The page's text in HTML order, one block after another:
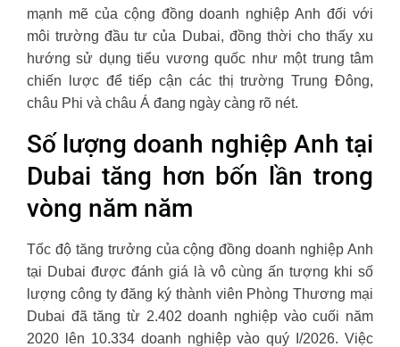
mạnh mẽ của cộng đồng doanh nghiệp Anh đối với
môi trường đầu tư của Dubai, đồng thời cho thấy xu
hướng sử dụng tiểu vương quốc như một trung tâm
chiến lược để tiếp cận các thị trường Trung Đông,
châu Phi và châu Á đang ngày càng rõ nét.
Số lượng doanh nghiệp Anh tại
Dubai tăng hơn bốn lần trong
vòng năm năm
Tốc độ tăng trưởng của cộng đồng doanh nghiệp Anh
tại Dubai được đánh giá là vô cùng ấn tượng khi số
lượng công ty đăng ký thành viên Phòng Thương mại
Dubai đã tăng từ 2.402 doanh nghiệp vào cuối năm
2020 lên 10.334 doanh nghiệp vào quý I/2026. Việc